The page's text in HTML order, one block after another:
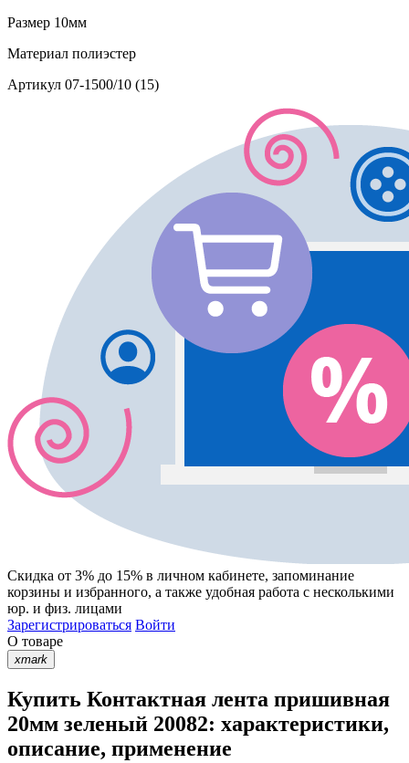
Размер 10мм
Материал полиэстер
Артикул 07-1500/10 (15)
Скидка от 3% до 15% в личном кабинете, запоминание
корзины и избранного, а также удобная работа с несколькими
юр. и физ. лицами
Зарегистрироваться Войти
О товаре
xmark
Купить Контактная лента пришивная
20мм зеленый 20082: характеристики,
описание, применение